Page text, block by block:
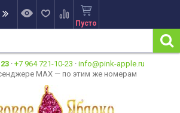
Пусто
· +7 964 721-10-23 · info@pink-apple.ru
MAX — по этим же номерам